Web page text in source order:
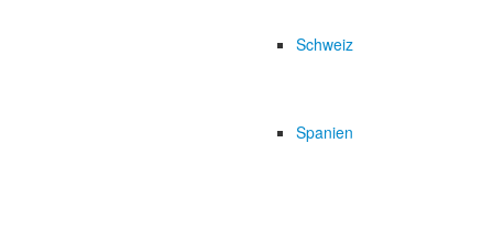
Schweiz
Spanien